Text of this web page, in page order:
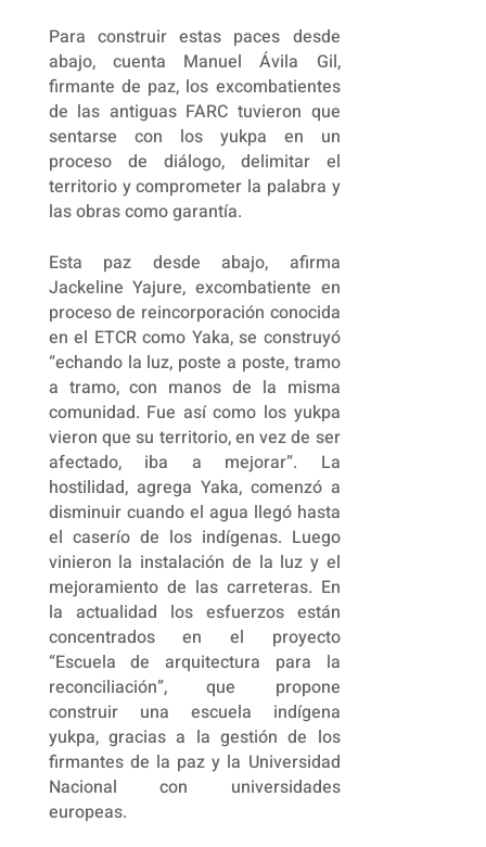
Para construir estas paces desde
abajo, cuenta Manuel Ávila Gil,
firmante de paz, los excombatientes
de las antiguas FARC tuvieron que
sentarse con los yukpa en un
proceso de diálogo, delimitar el
territorio y comprometer la palabra y
las obras como garantía.
Esta paz desde abajo, afirma
Jackeline Yajure, excombatiente en
proceso de reincorporación conocida
en el ETCR como Yaka, se construyó
“echando la luz, poste a poste, tramo
a tramo, con manos de la misma
comunidad. Fue así como los yukpa
vieron que su territorio, en vez de ser
afectado, iba a mejorar”. La
hostilidad, agrega Yaka, comenzó a
disminuir cuando el agua llegó hasta
el caserío de los indígenas. Luego
vinieron la instalación de la luz y el
mejoramiento de las carreteras. En
la actualidad los esfuerzos están
concentrados en el proyecto
“Escuela de arquitectura para la
reconciliación”, que propone
construir una escuela indígena
yukpa, gracias a la gestión de los
firmantes de la paz y la Universidad
Nacional con universidades
europeas.